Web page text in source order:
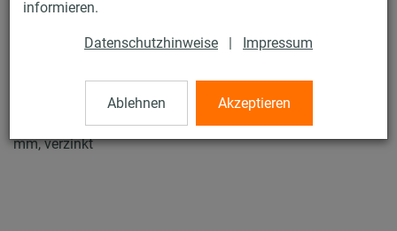
informieren.
Datenschutzhinweise | Impressum
Ablehnen Akzeptieren
STATO® Schellen
STATO® Schelle DÄMMGULAST® gelb, 152,4 mm, 40 x 4
mm, verzinkt